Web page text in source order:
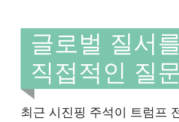
글로벌 질서
직접적인 질
최근 시진핑 주석이 트럼프